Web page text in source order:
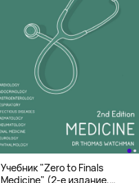
Учебник "Zero to Finals
Medicine" (2-е издание,